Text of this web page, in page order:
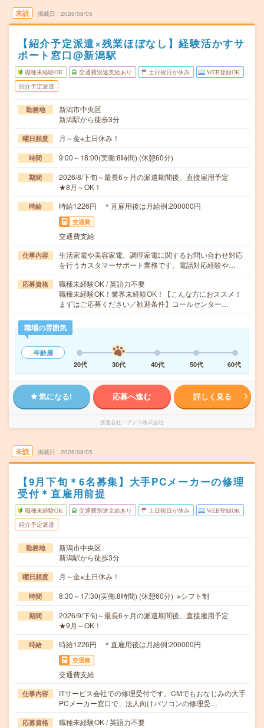
未読 掲載日 2026/08/05
【紹介予定派遣×残業ほぼなし】経験活かすサ
ポート窓口@新潟駅
職種未経験OK 交通費別途支給あり 土日祝日が休み WEB登録OK
紹介予定派遣
勤務地
新潟市中央区
新潟駅から徒歩3分
曜日頻度 月～金※土日休み！
時間 9:00～18:00(実働:8時間) (休憩60分)
期間
2026/8/下旬～最長6ヶ月の派遣期間後、直接雇用予定
★8月～OK！
時給 時給1226円 ＊直雇用後は月給例:200000円
交通費
交通費支給
仕事内容
生活家電や美容家電、調理家電に関するお問い合わせ対応
を行うカスタマーサポート業務です。電話対応経験や…
応募資格
職種未経験OK / 英語力不要
職種未経験OK！業界未経験OK！【こんな方におススメ！
まずはご応募ください／歓迎条件】コールセンター…
職場の雰囲気
年齢層
20代
30代 40代 50代 60代
気になる! 応募へ進む 詳しく見る
派遣会社 アデコ株式会社
未読 掲載日 2026/08/05
【9月下旬＊6名募集】大手PCメーカーの修理
受付＊直雇用前提
職種未経験OK 交通費別途支給あり 土日祝日が休み WEB登録OK
紹介予定派遣
勤務地
新潟市中央区
新潟駅から徒歩3分
曜日頻度 月～金※土日休み！
時間 8:30～17:30(実働:8時間) (休憩60分) ※シフト制
期間
2026/9/下旬～最長6ヶ月の派遣期間後、直接雇用予定
★9月～OK！
時給 時給1226円 ＊直雇用後は月給例:200000円
交通費
交通費支給
仕事内容
ITサービス会社での修理受付です。CMでもおなじみの大手
PCメーカー窓口で、法人向けパソコンの修理受…
応募資格
職種未経験OK / 英語力不要